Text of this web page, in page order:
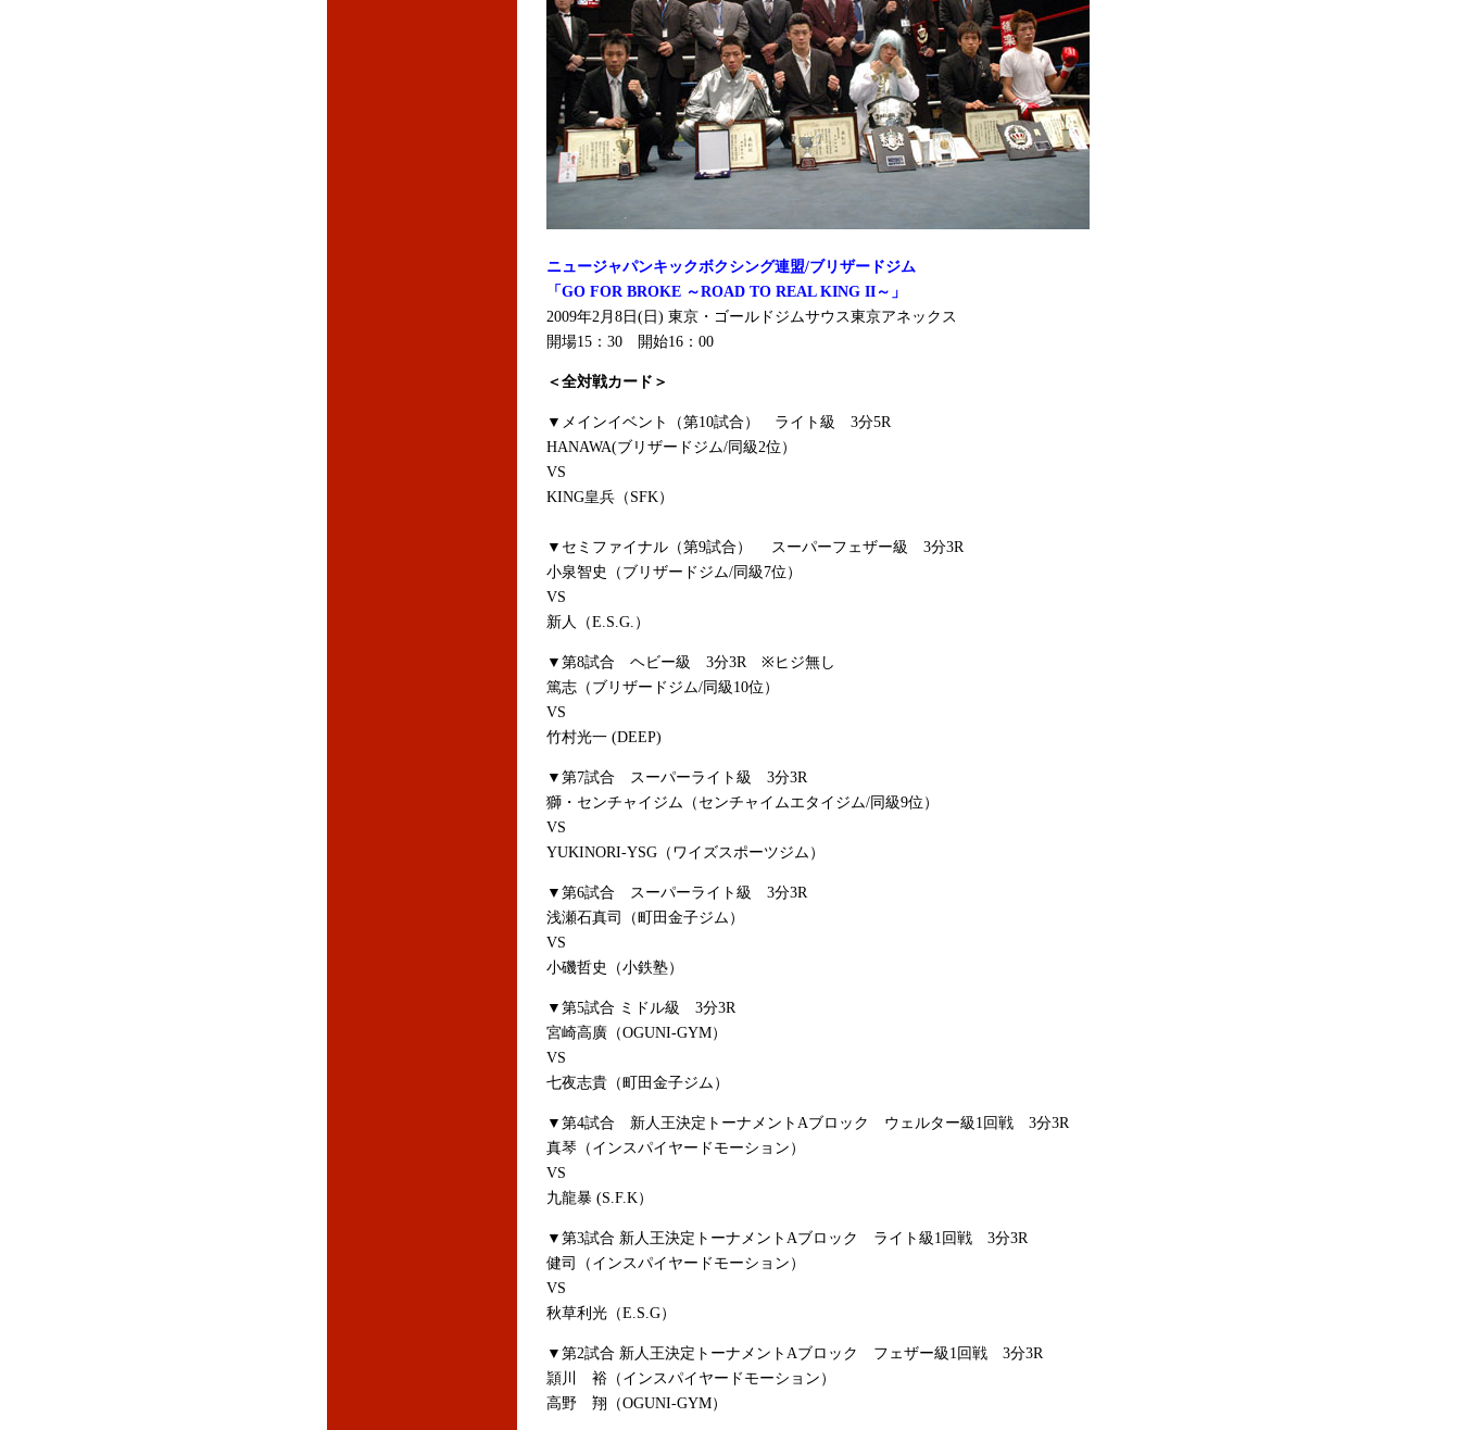
ニュージャパンキックボクシング連盟/ブリザードジム
「GO FOR BROKE ～ROAD TO REAL KING II～」
2009年2月8日(日) 東京・ゴールドジムサウス東京アネックス
開場15：30 開始16：00
＜全対戦カード＞
▼メインイベント（第10試合） ライト級 3分5R
HANAWA(ブリザードジム/同級2位）
VS
KING皇兵（SFK）
▼セミファイナル（第9試合） スーパーフェザー級 3分3R
小泉智史（ブリザードジム/同級7位）
VS
新人（E.S.G.）
▼第8試合 ヘビー級 3分3R ※ヒジ無し
篤志（ブリザードジム/同級10位）
VS
竹村光一 (DEEP)
▼第7試合 スーパーライト級 3分3R
獅・センチャイジム（センチャイムエタイジム/同級9位）
VS
YUKINORI-YSG（ワイズスポーツジム）
▼第6試合 スーパーライト級 3分3R
浅瀬石真司（町田金子ジム）
VS
小磯哲史（小鉄塾）
▼第5試合 ミドル級 3分3R
宮崎高廣（OGUNI-GYM）
VS
七夜志貴（町田金子ジム）
▼第4試合 新人王決定トーナメントAブロック ウェルター級1回戦 3分3R
真琴（インスパイヤードモーション）
VS
九龍暴 (S.F.K）
▼第3試合 新人王決定トーナメントAブロック ライト級1回戦 3分3R
健司（インスパイヤードモーション）
VS
秋草利光（E.S.G）
▼第2試合 新人王決定トーナメントAブロック フェザー級1回戦 3分3R
頴川 裕（インスパイヤードモーション）
高野 翔（OGUNI-GYM）